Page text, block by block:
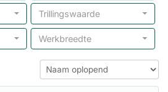
Trillingswaarde
Werkbreedte